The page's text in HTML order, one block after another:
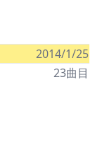
2014/1/25
23曲目